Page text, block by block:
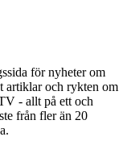
för nyheter om
artiklar och rykten om
- allt på ett och
från fler än 20